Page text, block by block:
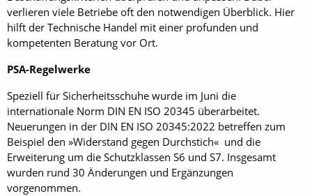
verlieren viele Betriebe oft den notwendigen Überblick. Hier
hilft der Technische Handel mit einer profunden und
kompetenten Beratung vor Ort.
PSA-Regelwerke
Speziell für Sicherheitsschuhe wurde im Juni die
internationale Norm DIN EN ISO 20345 überarbeitet.
Neuerungen in der DIN EN ISO 20345:2022 betreffen zum
Beispiel den »Widerstand gegen Durchstich« und die
Erweiterung um die Schutzklassen S6 und S7. Insgesamt
wurden rund 30 Änderungen und Ergänzungen
vorgenommen.